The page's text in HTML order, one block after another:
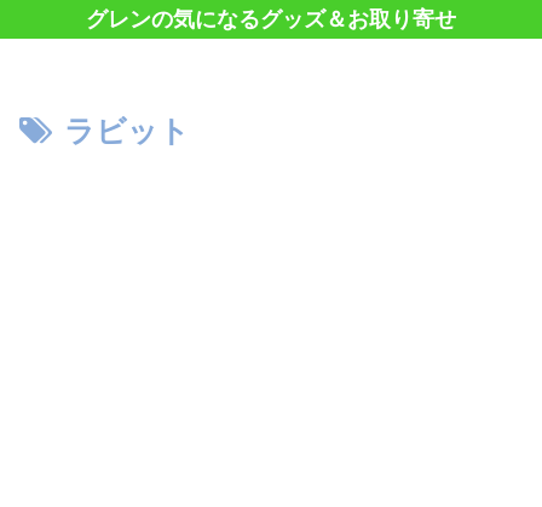
グレンの気になるグッズ＆お取り寄せ
ラビット